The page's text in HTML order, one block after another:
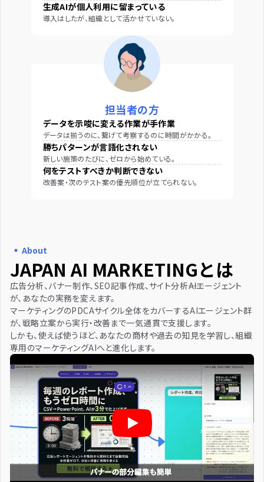
生成AIが個人利用に留まっている
導入はしたが、組織として活かせていない。
担当者の方
データを示唆に変える作業が手作業
データは揃うのに、繋げて考察するのに時間がかかる。
勝ちパターンが言語化されない
新しい施策のたびに、ゼロから始めている。
何をテストすべきか判断できない
改善案・次のテスト案の優先順位が立てられない。
・ About
JAPAN AI MARKETINGとは
広告分析、バナー制作、SEO記事作成、サイト分析――AIエージェント
が、あなたの実務を変えます。
マーケティングのPDCAサイクル全体をカバーするAIエージェント群
が、戦略立案から実行・改善まで一気通貫で支援します。
しかも、使えば使うほど、あなたの商材や過去の知見を学習し、組織
専用のマーケティングAIへと進化します。
JAPAN AI MARKETINGの動画